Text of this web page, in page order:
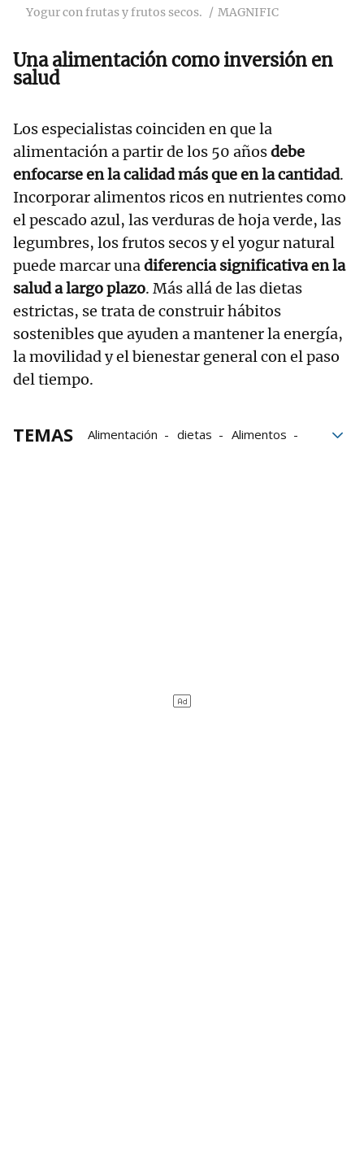
Yogur con frutas y frutos secos. MAGNIFIC
Una alimentación como inversión en
salud
Los especialistas coinciden en que la
alimentación a partir de los 50 añosdebe
enfocarse en la calidad más que en la cantidad.
Incorporar alimentos ricos en nutrientes como
el pescado azul, las verduras de hoja verde, las
legumbres, los frutos secos y el yogur natural
puede marcar unadiferencia significativa en la
salud a largo plazo. Más allá de las dietas
estrictas, se trata de construir hábitos
sostenibles que ayuden a mantener la energía,
la movilidad y el bienestar general con el paso
del tiempo.
TEMAS Alimentación dietas
Alimentos